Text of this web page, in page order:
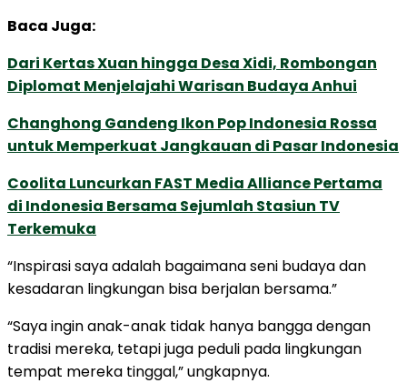
Baca Juga:
Dari Kertas Xuan hingga Desa Xidi, Rombongan
Diplomat Menjelajahi Warisan Budaya Anhui
Changhong Gandeng Ikon Pop Indonesia Rossa
untuk Memperkuat Jangkauan di Pasar Indonesia
Coolita Luncurkan FAST Media Alliance Pertama
di Indonesia Bersama Sejumlah Stasiun TV
Terkemuka
“Inspirasi saya adalah bagaimana seni budaya dan
kesadaran lingkungan bisa berjalan bersama.”
“Saya ingin anak-anak tidak hanya bangga dengan
tradisi mereka, tetapi juga peduli pada lingkungan
tempat mereka tinggal,” ungkapnya.